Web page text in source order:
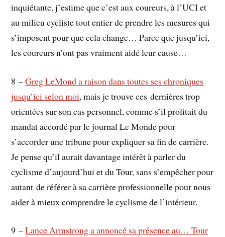
inquiétante, j’estime que c’est aux coureurs, à l’UCI et
au milieu cycliste tout entier de prendre les mesures qui
s’imposent pour que cela change… Parce que jusqu’ici,
les coureurs n’ont pas vraiment aidé leur cause…
8 –Greg LeMond a raison dans toutes ses chroniques
jusqu’ici selon moi, mais je trouve ces dernières trop
orientées sur son cas personnel, comme s’il profitait du
mandat accordé par le journal Le Monde pour
s’accorder une tribune pour expliquer sa fin de carrière.
Je pense qu’il aurait davantage intérêt à parler du
cyclisme d’aujourd’hui et du Tour, sans s’empêcher pour
autant de référer à sa carrière professionnelle pour nous
aider à mieux comprendre le cyclisme de l’intérieur.
9 –Lance Armstrong a annoncé sa présence au… Tour